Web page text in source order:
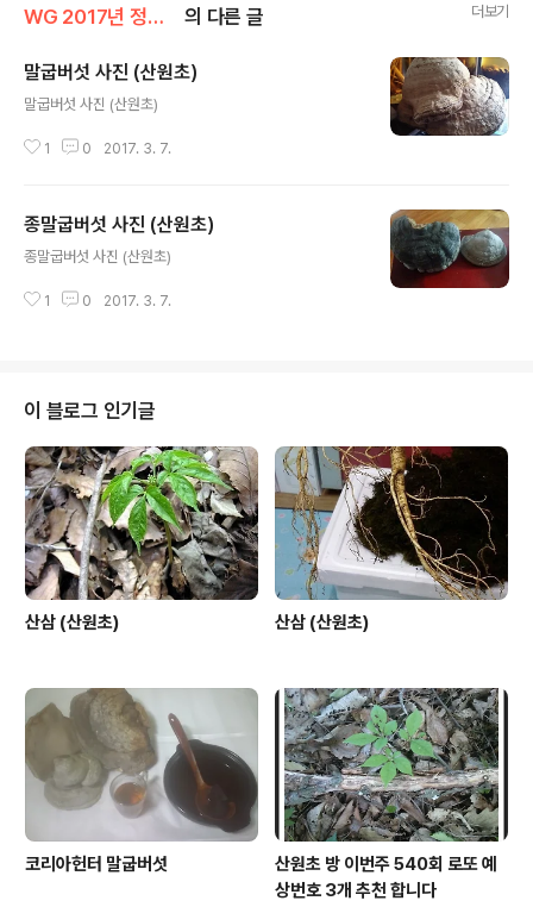
WG 2017년 정유년 기록 의 다른 글 더보기
말굽버섯 사진 (산원초)
말굽버섯 사진 (산원초)
1 0 2017. 3. 7.
종말굽버섯 사진 (산원초)
종말굽버섯 사진 (산원초)
1 0 2017. 3. 7.
이 블로그 인기글
산삼 (산원초) 산삼 (산원초)
코리아헌터 말굽버섯
산원초 방 이번주 540회 로또 예
상번호 3개 추천 합니다